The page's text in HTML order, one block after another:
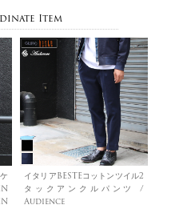
Item
イタリアBESTEコットンツイル2
タックアンクルパンツ /
Audience